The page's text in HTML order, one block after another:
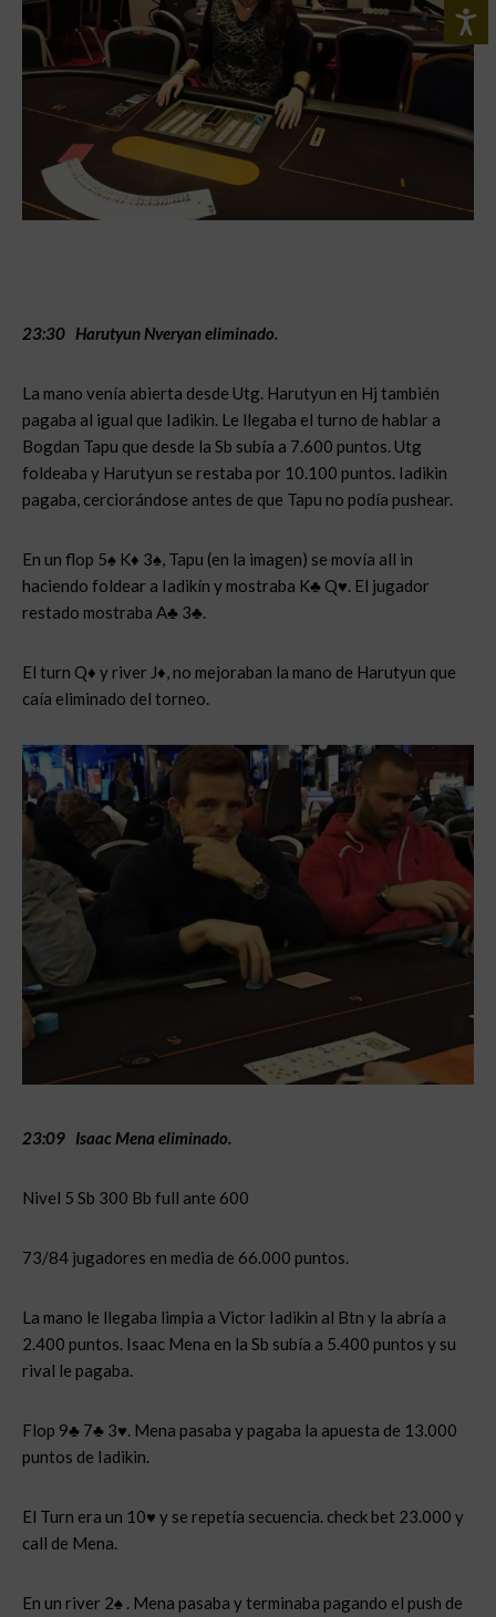
23:30 Harutyun Nveryan eliminado.
La mano venía abierta desde Utg. Harutyun en Hj también
pagaba al igual que Iadikin. Le llegaba el turno de hablar a
Bogdan Tapu que desde la Sb subía a 7.600 puntos. Utg
foldeaba y Harutyun se restaba por 10.100 puntos. Iadikin
pagaba, cerciorándose antes de que Tapu no podía pushear.
En un flop 5♠ K♦ 3♠, Tapu (en la imagen) se movía all in
haciendo foldear a Iadikín y mostraba K♣ Q♥. El jugador
restado mostraba A♣ 3♣.
El turn Q♦ y river J♦, no mejoraban la mano de Harutyun que
caía eliminado del torneo.
23:09 Isaac Mena eliminado.
Nivel 5 Sb 300 Bb full ante 600
73/84 jugadores en media de 66.000 puntos.
La mano le llegaba limpia a Victor Iadikin al Btn y la abría a
2.400 puntos. Isaac Mena en la Sb subía a 5.400 puntos y su
rival le pagaba.
Flop 9♣ 7♣ 3♥. Mena pasaba y pagaba la apuesta de 13.000
puntos de Iadikin.
El Turn era un 10♥ y se repetía secuencia. check bet 23.000 y
call de Mena.
En un river 2♠ . Mena pasaba y terminaba pagando el push de